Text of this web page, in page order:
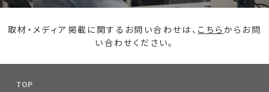
取材・メディア掲載に関するお問い合わせは、 こちら からお問
い合わせください。
TOP